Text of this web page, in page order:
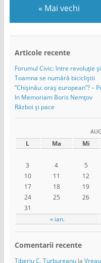
« Mai vechi
Articole recente
Forumul Civic: între revoluție
Toamna se numără bicicliștii
”Chișinău: oraș european”? –
In Memoriam Boris Nemțov
Război și pace
L Ma Mi
« ian.
3
4 5
10
11 12
17
18 19
24
25 26
31
Comentarii recente
Tiberiu C. Turbureanula